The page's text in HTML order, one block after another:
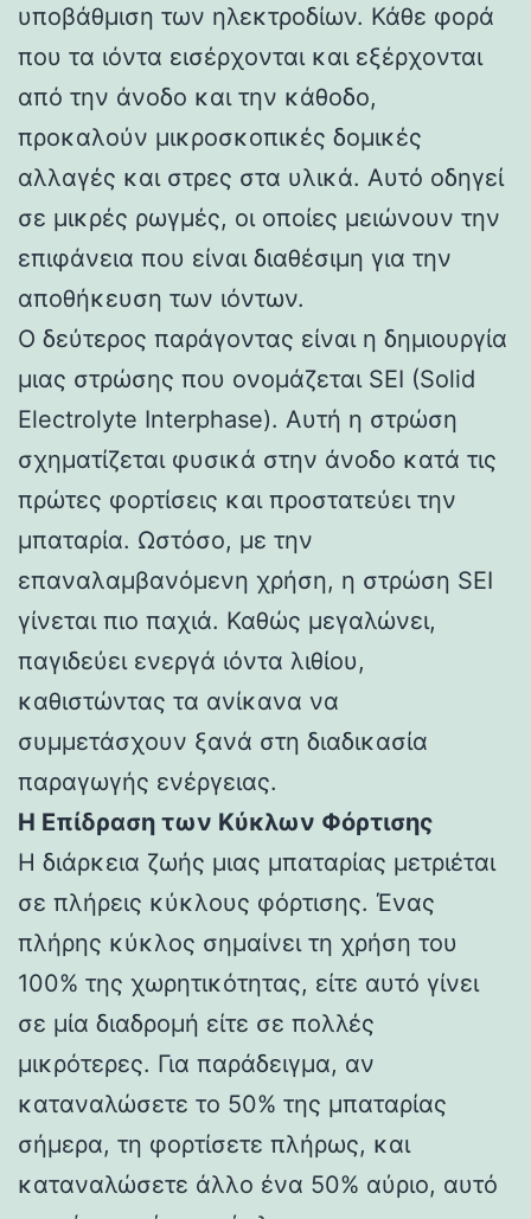
υποβάθμιση των ηλεκτροδίων. Κάθε φορά
που τα ιόντα εισέρχονται και εξέρχονται
από την άνοδο και την κάθοδο,
προκαλούν μικροσκοπικές δομικές
αλλαγές και στρες στα υλικά. Αυτό οδηγεί
σε μικρές ρωγμές, οι οποίες μειώνουν την
επιφάνεια που είναι διαθέσιμη για την
αποθήκευση των ιόντων.
Ο δεύτερος παράγοντας είναι η δημιουργία
μιας στρώσης που ονομάζεται SEI (Solid
Electrolyte Interphase). Αυτή η στρώση
σχηματίζεται φυσικά στην άνοδο κατά τις
πρώτες φορτίσεις και προστατεύει την
μπαταρία. Ωστόσο, με την
επαναλαμβανόμενη χρήση, η στρώση SEI
γίνεται πιο παχιά. Καθώς μεγαλώνει,
παγιδεύει ενεργά ιόντα λιθίου,
καθιστώντας τα ανίκανα να
συμμετάσχουν ξανά στη διαδικασία
παραγωγής ενέργειας.
Η Επίδραση των Κύκλων Φόρτισης
Η διάρκεια ζωής μιας μπαταρίας μετριέται
σε πλήρεις κύκλους φόρτισης. Ένας
πλήρης κύκλος σημαίνει τη χρήση του
100% της χωρητικότητας, είτε αυτό γίνει
σε μία διαδρομή είτε σε πολλές
μικρότερες. Για παράδειγμα, αν
καταναλώσετε το 50% της μπαταρίας
σήμερα, τη φορτίσετε πλήρως, και
καταναλώσετε άλλο ένα 50% αύριο, αυτό